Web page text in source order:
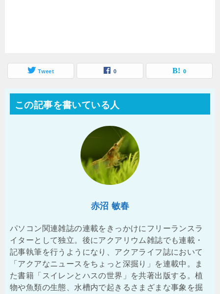
Tweet 0 0
この記事を書いている人
赤沼 敏春
パソコン関連雑誌の連載をきっかけにフリーランスラ
イターとして独立。後にアクアリウム雑誌でも連載・
記事執筆を行うようになり、アクアライフ誌において
「アクアなニュースをちょっと深掘り」を連載中。ま
た書籍「スイレンとハスの世界」を共著出版する。植
物や魚類の生態、水槽内で起きるさまざまな事象を掘